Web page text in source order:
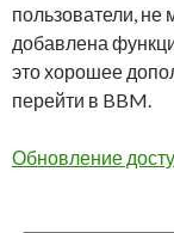
пользователи, не
добавлена
это хорошее
перейти в BBM.
Обновление